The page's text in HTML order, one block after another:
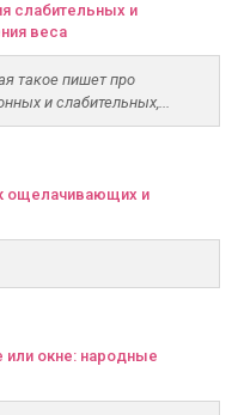
слабительных и
веса
такое пишет про
и слабительных,...
ощелачивающих и
или окне: народные